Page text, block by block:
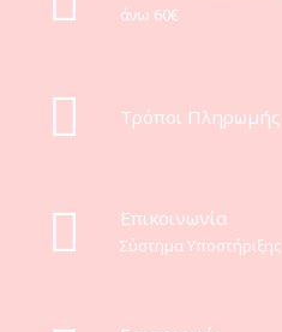
άνω 60€
Τρόποι Πληρωμής
Eπικοινωνία
Σύστημα Υποστήριξης